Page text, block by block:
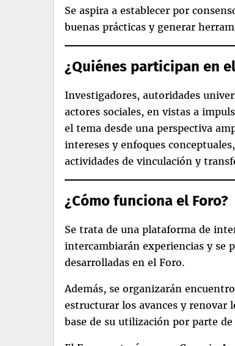
Se aspira a establecer por
buenas prácticas y generar
¿Quiénes participan en
Investigadores, autoridades
actores sociales, en vistas a
el tema desde una perspectiva
intereses y enfoques
actividades de vinculación y
¿Cómo funciona el Foro?
Se trata de una plataforma de
intercambiarán experiencias y se
desarrolladas en el Foro.
Además, se organizarán
estructurar los avances y renovar
base de su utilización por parte de